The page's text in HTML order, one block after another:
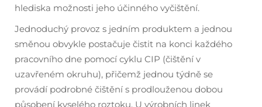
hlediska možnosti jeho účinného vyčištění.
Jednoduchý provoz s jedním produktem a jednou
směnou obvykle postačuje čistit na konci každého
pracovního dne pomocí cyklu CIP (čištění v
uzavřeném okruhu), přičemž jednou týdně se
provádí podrobné čištění s prodlouženou dobou
působení kyselého roztoku. U výrobních linek